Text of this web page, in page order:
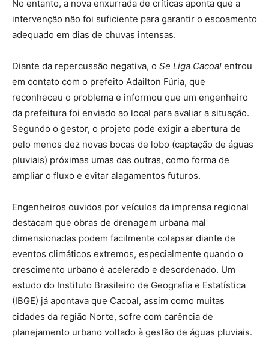
No entanto, a nova enxurrada de críticas aponta que a
intervenção não foi suficiente para garantir o escoamento
adequado em dias de chuvas intensas.
Diante da repercussão negativa, o Se Liga Cacoal entrou
em contato com o prefeito Adailton Fúria, que
reconheceu o problema e informou que um engenheiro
da prefeitura foi enviado ao local para avaliar a situação.
Segundo o gestor, o projeto pode exigir a abertura de
pelo menos dez novas bocas de lobo (captação de águas
pluviais) próximas umas das outras, como forma de
ampliar o fluxo e evitar alagamentos futuros.
Engenheiros ouvidos por veículos da imprensa regional
destacam que obras de drenagem urbana mal
dimensionadas podem facilmente colapsar diante de
eventos climáticos extremos, especialmente quando o
crescimento urbano é acelerado e desordenado. Um
estudo do Instituto Brasileiro de Geografia e Estatística
(IBGE) já apontava que Cacoal, assim como muitas
cidades da região Norte, sofre com carência de
planejamento urbano voltado à gestão de águas pluviais.